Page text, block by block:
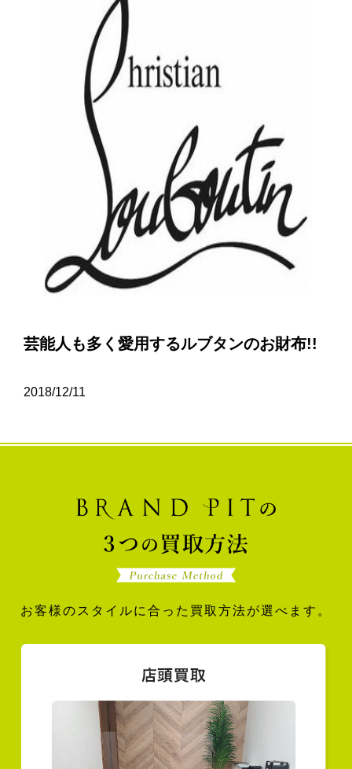
芸能人も多く愛用するルブタンのお財布!!
2018/12/11
お客様のスタイルに合った買取方法が選べます。